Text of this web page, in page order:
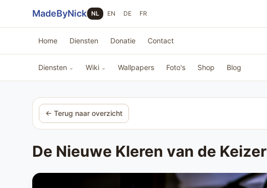
MadeByNick NL EN DE FR
Home Diensten Donatie Contact
Diensten ⌄ Wiki ⌄ Wallpapers Foto's Shop Blog
← Terug naar overzicht
De Nieuwe Kleren van de Keizer